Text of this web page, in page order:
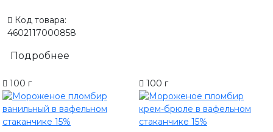
Код товара:
4602117000858
Подробнее
100 г 100 г